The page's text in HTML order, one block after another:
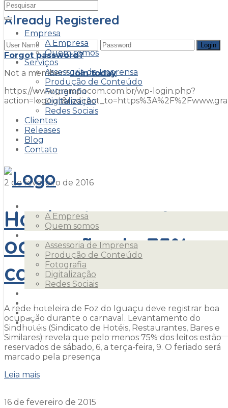
Empresa
A Empresa
Quem somos
Serviços
Assessoria de Imprensa
Produção de Conteúdo
Fotografia
Digitalização
Redes Sociais
Clientes
Releases
Blog
Contato
A Empresa
Quem somos
Assessoria de Imprensa
Produção de Conteúdo
Fotografia
Digitalização
Redes Sociais
Releases
Blog
Contato
Already Registered
Forgot password?
Not a member?Join today
https://www.grampocom.com.br/wp-login.php?
carnaval
2 de fevereiro de 2016
Hotéis de Foz têm
ocupação de 75% no
carnaval
A rede hoteleira de Foz do Iguaçu deve registrar boa
ocupação durante o carnaval. Levantamento do
Sindhotéis (Sindicato de Hotéis, Restaurantes, Bares e
Similares) revela que pelo menos 75% dos leitos estão
reservados de sábado, 6, a terça-feira, 9. O feriado será
marcado pela presença
Leia mais
16 de fevereiro de 2015